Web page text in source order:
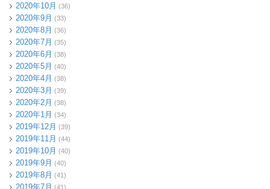
2020年10月 (36)
2020年9月 (33)
2020年8月 (36)
2020年7月 (35)
2020年6月 (38)
2020年5月 (40)
2020年4月 (38)
2020年3月 (39)
2020年2月 (38)
2020年1月 (34)
2019年12月 (39)
2019年11月 (44)
2019年10月 (40)
2019年9月 (40)
2019年8月 (41)
2019年7月 (41)